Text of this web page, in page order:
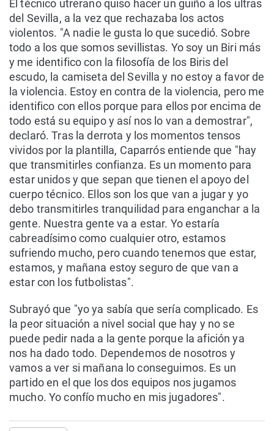
El técnico utrerano quiso hacer un guiño a los ultras
del Sevilla, a la vez que rechazaba los actos
violentos. "A nadie le gusta lo que sucedió. Sobre
todo a los que somos sevillistas. Yo soy un Biri más
y me identifico con la filosofía de los Biris del
escudo, la camiseta del Sevilla y no estoy a favor de
la violencia. Estoy en contra de la violencia, pero me
identifico con ellos porque para ellos por encima de
todo está su equipo y así nos lo van a demostrar",
declaró. Tras la derrota y los momentos tensos
vividos por la plantilla, Caparrós entiende que "hay
que transmitirles confianza. Es un momento para
estar unidos y que sepan que tienen el apoyo del
cuerpo técnico. Ellos son los que van a jugar y yo
debo transmitirles tranquilidad para enganchar a la
gente. Nuestra gente va a estar. Yo estaría
cabreadísimo como cualquier otro, estamos
sufriendo mucho, pero cuando tenemos que estar,
estamos, y mañana estoy seguro de que van a
estar con los futbolistas".
Subrayó que "yo ya sabía que sería complicado. Es
la peor situación a nivel social que hay y no se
puede pedir nada a la gente porque la afición ya
nos ha dado todo. Dependemos de nosotros y
vamos a ver si mañana lo conseguimos. Es un
partido en el que los dos equipos nos jugamos
mucho. Yo confío mucho en mis jugadores".